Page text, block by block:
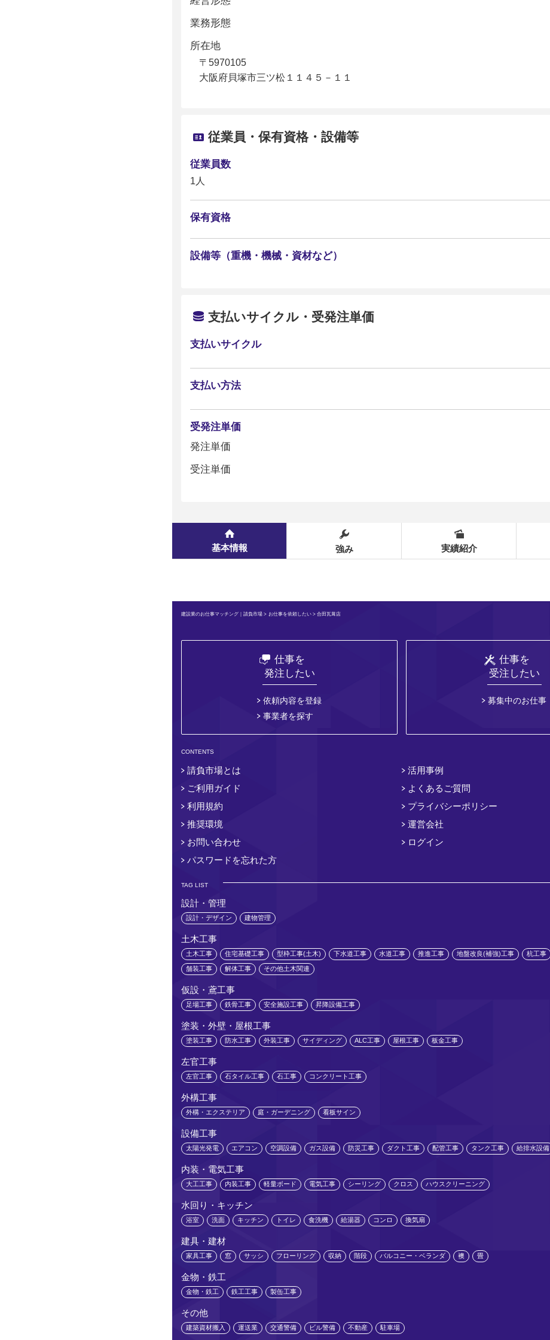
業務形態
所在地
〒5970105
大阪府貝塚市三ツ松１１４５－１１
従業員・保有資格・設備等
従業員数
1人
保有資格
設備等（重機・機械・資材など）
支払いサイクル・受発注単価
支払いサイクル
支払い方法
受発注単価
発注単価
受注単価
基本情報 強み 実績紹介
建設業のお仕事マッチング｜請負市場 > お仕事を依頼したい> 合田瓦葺店
仕事を
発注したい
依頼内容を登録
事業者を探す
仕事を
受注したい
募集中のお仕事
CONTENTS
請負市場とは
活用事例
ご利用ガイド
よくあるご質問
利用規約
プライバシーポリシー
推奨環境
運営会社
お問い合わせ
ログイン
パスワードを忘れた方
TAG LIST
設計・管理
設計・デザイン 建物管理
土木工事
土木工事 住宅基礎工事 型枠工事(土木) 下水道工事 水道工事 推進工事 地盤改良(補強)工事 杭工事
舗装工事 解体工事 その他土木関連
仮設・鳶工事
足場工事 鉄骨工事 安全施設工事 昇降設備工事
塗装・外壁・屋根工事
塗装工事 防水工事 外装工事 サイディング ALC工事 屋根工事 板金工事
左官工事
左官工事 石タイル工事 石工事 コンクリート工事
外構工事
外構・エクステリア 庭・ガーデニング 看板サイン
設備工事
太陽光発電 エアコン 空調設備 ガス設備 防災工事 ダクト工事 配管工事 タンク工事 給排水設備
内装・電気工事
大工工事 内装工事 軽量ボード 電気工事 シーリング クロス ハウスクリーニング
水回り・キッチン
浴室 洗面 キッチン トイレ 食洗機 給湯器 コンロ 換気扇
建具・建材
家具工事 窓 サッシ フローリング 収納 階段 バルコニー・ベランダ 襖 畳
金物・鉄工
金物・鉄工 鉄工工事 製缶工事
その他
建築資材搬入 運送業 交通警備 ビル警備 不動産 駐車場